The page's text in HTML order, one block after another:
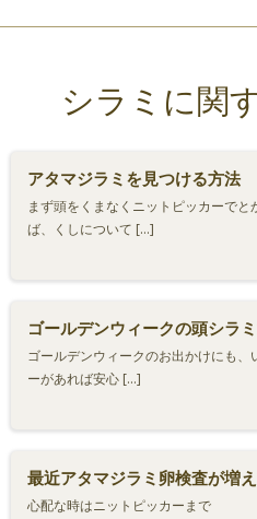
シラミに関
アタマジラミを見つける方法
まず頭をくまなくニットピッカーで
ば、くしについて […]
ゴールデンウィークの頭シラ
ゴールデンウィークのお出かけにも
ーがあれば安心 […]
最近アタマジラミ卵検査が増え
心配な時はニットピッカーまで